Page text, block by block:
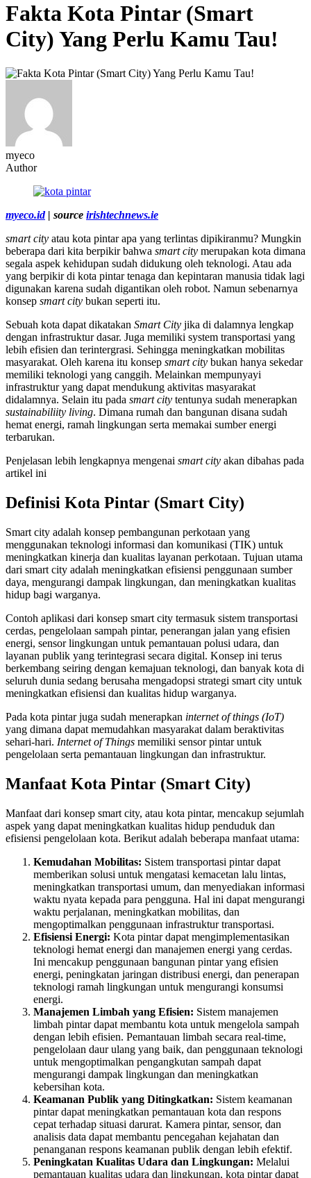
Fakta Kota Pintar (Smart
City) Yang Perlu Kamu Tau!
myeco
Author
myeco.id| source irishtechnews.ie
smart city atau kota pintar apa yang terlintas dipikiranmu? Mungkin
beberapa dari kita berpikir bahwa smart city merupakan kota dimana
segala aspek kehidupan sudah didukung oleh teknologi. Atau ada
yang berpikir di kota pintar tenaga dan kepintaran manusia tidak lagi
digunakan karena sudah digantikan oleh robot. Namun sebenarnya
konsep smart city bukan seperti itu.
Sebuah kota dapat dikatakan Smart City jika di dalamnya lengkap
dengan infrastruktur dasar. Juga memiliki system transportasi yang
lebih efisien dan terintergrasi. Sehingga meningkatkan mobilitas
masyarakat. Oleh karena itu konsep smart city bukan hanya sekedar
memiliki teknologi yang canggih. Melainkan mempunyayi
infrastruktur yang dapat mendukung aktivitas masyarakat
didalamnya. Selain itu pada smart city tentunya sudah menerapkan
sustainabiliity living. Dimana rumah dan bangunan disana sudah
hemat energi, ramah lingkungan serta memakai sumber energi
terbarukan.
Penjelasan lebih lengkapnya mengenai smart city akan dibahas pada
artikel ini
Definisi Kota Pintar (Smart City)
Smart city adalah konsep pembangunan perkotaan yang
menggunakan teknologi informasi dan komunikasi (TIK) untuk
meningkatkan kinerja dan kualitas layanan perkotaan. Tujuan utama
dari smart city adalah meningkatkan efisiensi penggunaan sumber
daya, mengurangi dampak lingkungan, dan meningkatkan kualitas
hidup bagi warganya.
Contoh aplikasi dari konsep smart city termasuk sistem transportasi
cerdas, pengelolaan sampah pintar, penerangan jalan yang efisien
energi, sensor lingkungan untuk pemantauan polusi udara, dan
layanan publik yang terintegrasi secara digital. Konsep ini terus
berkembang seiring dengan kemajuan teknologi, dan banyak kota di
seluruh dunia sedang berusaha mengadopsi strategi smart city untuk
meningkatkan efisiensi dan kualitas hidup warganya.
Pada kota pintar juga sudah menerapkan internet of things (IoT)
yang dimana dapat memudahkan masyarakat dalam beraktivitas
sehari-hari. Internet of Things memiliki sensor pintar untuk
pengelolaan serta pemantauan lingkungan dan infrastruktur.
Manfaat Kota Pintar (Smart City)
Manfaat dari konsep smart city, atau kota pintar, mencakup sejumlah
aspek yang dapat meningkatkan kualitas hidup penduduk dan
efisiensi pengelolaan kota. Berikut adalah beberapa manfaat utama:
Kemudahan Mobilitas: Sistem transportasi pintar dapat
memberikan solusi untuk mengatasi kemacetan lalu lintas,
meningkatkan transportasi umum, dan menyediakan informasi
waktu nyata kepada para pengguna. Hal ini dapat mengurangi
waktu perjalanan, meningkatkan mobilitas, dan
mengoptimalkan penggunaan infrastruktur transportasi.
Efisiensi Energi: Kota pintar dapat mengimplementasikan
teknologi hemat energi dan manajemen energi yang cerdas.
Ini mencakup penggunaan bangunan pintar yang efisien
energi, peningkatan jaringan distribusi energi, dan penerapan
teknologi ramah lingkungan untuk mengurangi konsumsi
energi.
Manajemen Limbah yang Efisien: Sistem manajemen
limbah pintar dapat membantu kota untuk mengelola sampah
dengan lebih efisien. Pemantauan limbah secara real-time,
pengelolaan daur ulang yang baik, dan penggunaan teknologi
untuk mengoptimalkan pengangkutan sampah dapat
mengurangi dampak lingkungan dan meningkatkan
kebersihan kota.
Keamanan Publik yang Ditingkatkan: Sistem keamanan
pintar dapat meningkatkan pemantauan kota dan respons
cepat terhadap situasi darurat. Kamera pintar, sensor, dan
analisis data dapat membantu pencegahan kejahatan dan
penanganan respons keamanan publik dengan lebih efektif.
Peningkatan Kualitas Udara dan Lingkungan: Melalui
pemantauan kualitas udara dan lingkungan, kota pintar dapat